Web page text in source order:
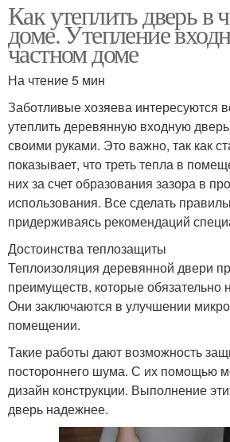
Как утеплить дверь в
доме. Утепление
частном доме
На чтение 5 мин
Заботливые хозяева интересуются
утеплить деревянную входную
своими руками. Это важно, так как
показывает, что треть тепла в
них за счет образования зазора в
использования. Все сделать
придерживаясь рекомендаций
Достоинства теплозащиты
Теплоизоляция деревянной двери
преимуществ, которые обязательно
Они заключаются в улучшении
помещении.
Такие работы дают возможность
постороннего шума. С их помощью
дизайн конструкции. Выполнение
дверь надежнее.